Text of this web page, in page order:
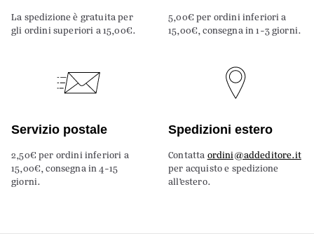
La spedizione è gratuita per
gli ordini superiori a 15,00€.
5,00€ per ordini inferiori a
15,00€, consegna in 1-3 giorni.
Servizio postale
2,50€ per ordini inferiori a
15,00€, consegna in 4-15
giorni.
Spedizioni estero
Contatta ordini@addeditore.it
per acquisto e spedizione
all’estero.